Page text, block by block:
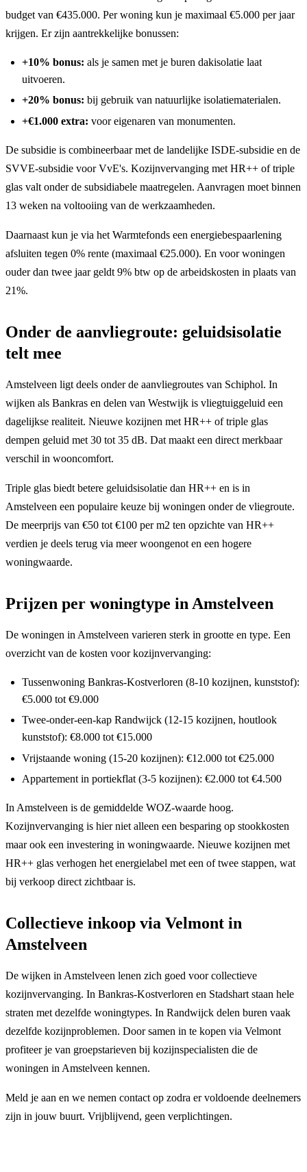
budget van €435.000. Per woning kun je maximaal €5.000 per jaar
krijgen. Er zijn aantrekkelijke bonussen:
+10% bonus: als je samen met je buren dakisolatie laat
uitvoeren.
+20% bonus: bij gebruik van natuurlijke isolatiematerialen.
+€1.000 extra: voor eigenaren van monumenten.
De subsidie is combineerbaar met de landelijke ISDE-subsidie en de
SVVE-subsidie voor VvE's. Kozijnvervanging met HR++ of triple
glas valt onder de subsidiabele maatregelen. Aanvragen moet binnen
13 weken na voltooiing van de werkzaamheden.
Daarnaast kun je via het Warmtefonds een energiebespaarlening
afsluiten tegen 0% rente (maximaal €25.000). En voor woningen
ouder dan twee jaar geldt 9% btw op de arbeidskosten in plaats van
21%.
Onder de aanvliegroute: geluidsisolatie
telt mee
Amstelveen ligt deels onder de aanvliegroutes van Schiphol. In
wijken als Bankras en delen van Westwijk is vliegtuiggeluid een
dagelijkse realiteit. Nieuwe kozijnen met HR++ of triple glas
dempen geluid met 30 tot 35 dB. Dat maakt een direct merkbaar
verschil in wooncomfort.
Triple glas biedt betere geluidsisolatie dan HR++ en is in
Amstelveen een populaire keuze bij woningen onder de vliegroute.
De meerprijs van €50 tot €100 per m2 ten opzichte van HR++
verdien je deels terug via meer woongenot en een hogere
woningwaarde.
Prijzen per woningtype in Amstelveen
De woningen in Amstelveen varieren sterk in grootte en type. Een
overzicht van de kosten voor kozijnvervanging:
Tussenwoning Bankras-Kostverloren (8-10 kozijnen, kunststof):
€5.000 tot €9.000
Twee-onder-een-kap Randwijck (12-15 kozijnen, houtlook
kunststof): €8.000 tot €15.000
Vrijstaande woning (15-20 kozijnen): €12.000 tot €25.000
Appartement in portiekflat (3-5 kozijnen): €2.000 tot €4.500
In Amstelveen is de gemiddelde WOZ-waarde hoog.
Kozijnvervanging is hier niet alleen een besparing op stookkosten
maar ook een investering in woningwaarde. Nieuwe kozijnen met
HR++ glas verhogen het energielabel met een of twee stappen, wat
bij verkoop direct zichtbaar is.
Collectieve inkoop via Velmont in
Amstelveen
De wijken in Amstelveen lenen zich goed voor collectieve
kozijnvervanging. In Bankras-Kostverloren en Stadshart staan hele
straten met dezelfde woningtypes. In Randwijck delen buren vaak
dezelfde kozijnproblemen. Door samen in te kopen via Velmont
profiteer je van groepstarieven bij kozijnspecialisten die de
woningen in Amstelveen kennen.
Meld je aan en we nemen contact op zodra er voldoende deelnemers
zijn in jouw buurt. Vrijblijvend, geen verplichtingen.